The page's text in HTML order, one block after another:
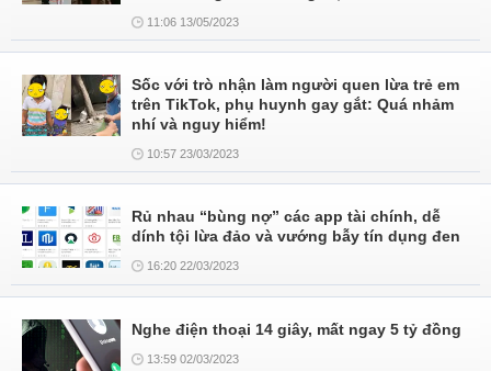
11:06 13/05/2023
Sốc với trò nhận làm người quen lừa trẻ em
trên TikTok, phụ huynh gay gắt: Quá nhảm
nhí và nguy hiểm!
10:57 23/03/2023
Rủ nhau “bùng nợ” các app tài chính, dễ
dính tội lừa đảo và vướng bẫy tín dụng đen
16:20 22/03/2023
Nghe điện thoại 14 giây, mất ngay 5 tỷ đồng
13:59 02/03/2023